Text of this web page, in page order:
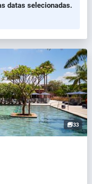
datas selecionadas.
33